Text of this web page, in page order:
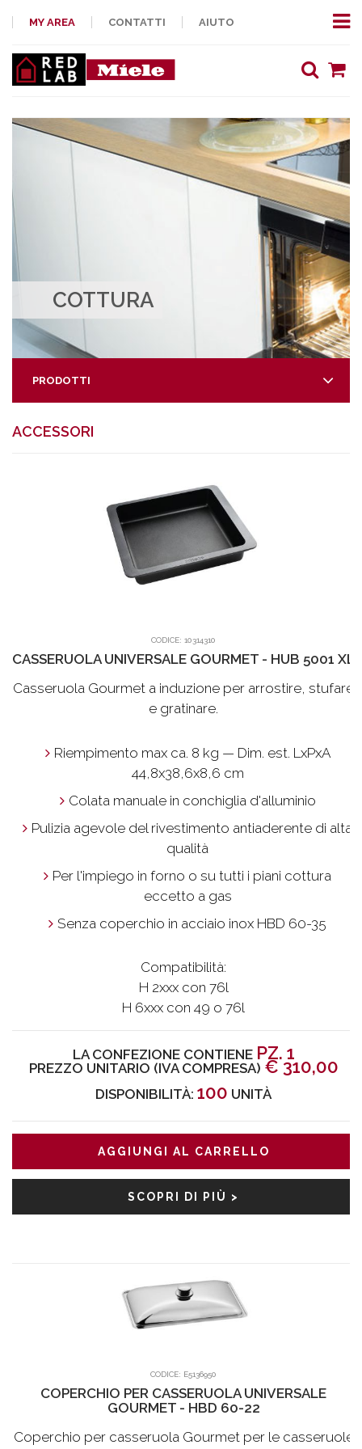
MY AREA CONTATTI AIUTO
COTTURA
PRODOTTI
ACCESSORI
CODICE:10314310
CASSERUOLA UNIVERSALE GOURMET - HUB 5001 XL
Casseruola Gourmet a induzione per arrostire, stufare
e gratinare.
Riempimento max ca. 8 kg — Dim. est. LxPxA
44,8x38,6x8,6 cm
Colata manuale in conchiglia d'alluminio
Pulizia agevole del rivestimento antiaderente di alta
qualità
Per l'impiego in forno o su tutti i piani cottura
eccetto a gas
Senza coperchio in acciaio inox HBD 60-35
Compatibilità:
H 2xxx con 76l
H 6xxx con 49 o 76l
LA CONFEZIONE CONTIENE PZ. 1
PREZZO UNITARIO (IVA COMPRESA) € 310,00
DISPONIBILITÀ:100 UNITÀ
AGGIUNGI AL CARRELLO
SCOPRI DI PIÙ >
CODICE: E5136950
COPERCHIO PER CASSERUOLA UNIVERSALE
GOURMET - HBD 60-22
Coperchio per casseruola Gourmet per le casseruole